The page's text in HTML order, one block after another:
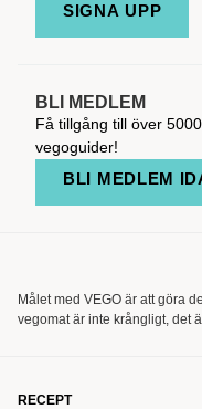
SIGNA UPP
BLI MEDLEM
Få tillgång till över
vegoguider!
BLI MEDLEM
Målet med VEGO är att göra
vegomat är inte krångligt, det
RECEPT